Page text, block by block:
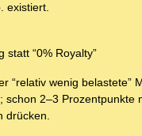
existiert.
statt “0% Royalty”
“relativ wenig belastete”
schon 2–3 Prozentpunkte
drücken.